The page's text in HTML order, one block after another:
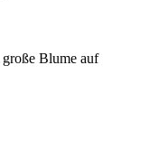
Blume auf